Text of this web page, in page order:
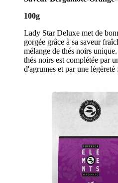
100g
Lady Star Deluxe met de
gorgée grâce à sa saveur
mélange de thés noirs
thés noirs est complétée par
d'agrumes et par une légèreté